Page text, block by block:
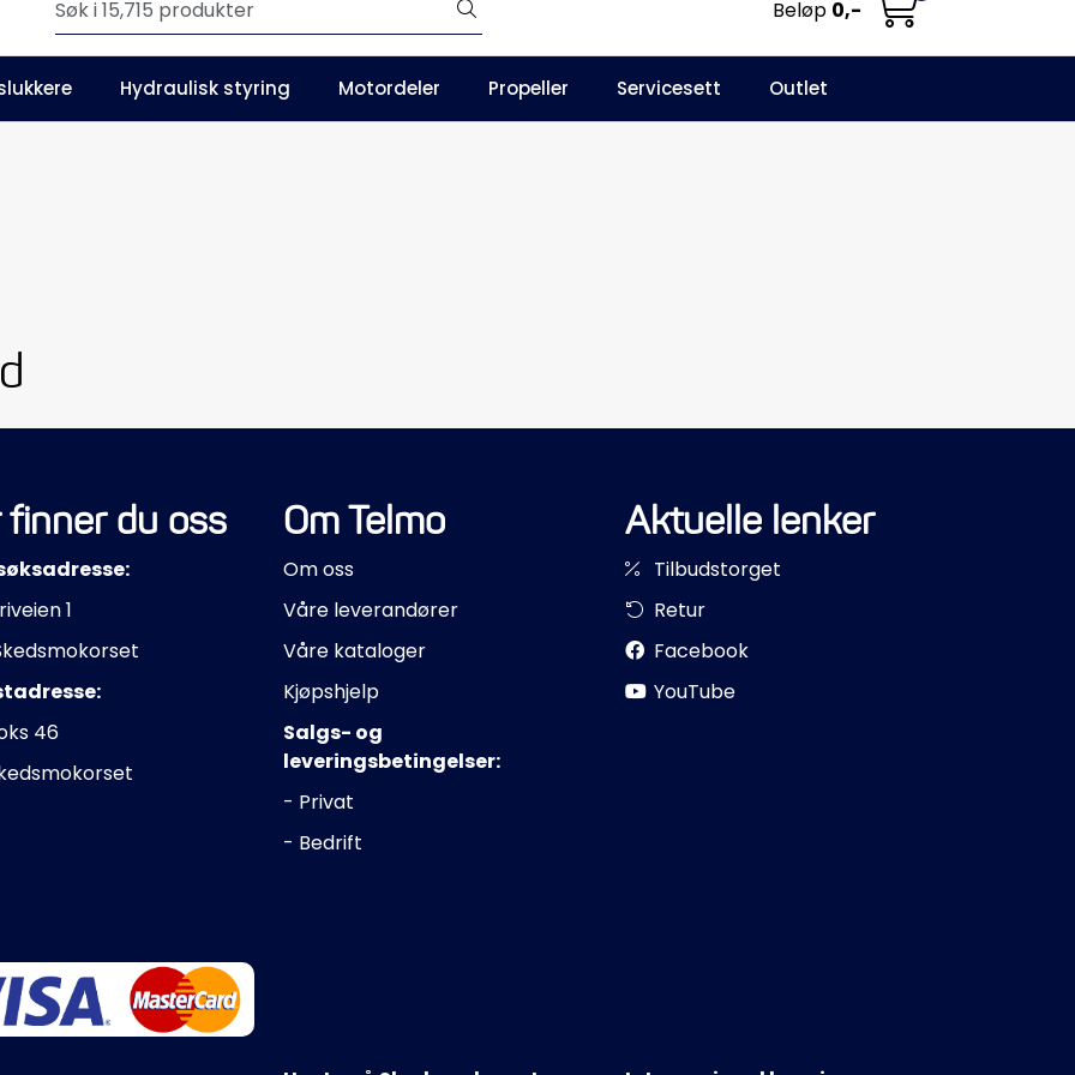
Outlet
Våre kataloger NO Infosenter Favoritter
Beløp 0,-
Hydraulisk styring Motordeler Propeller Servicesett Outlet
finner du oss
1
46
Om Telmo
Om oss
Våre leverandører
Våre kataloger
Kjøpshjelp
Salgs- og
leveringsbetingelser:
- Privat
- Bedrift
Aktuelle lenker
Tilbudstorget
Retur
Facebook
YouTube